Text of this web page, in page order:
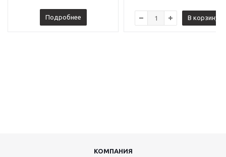
Подробнее В корзину
КОМПАНИЯ